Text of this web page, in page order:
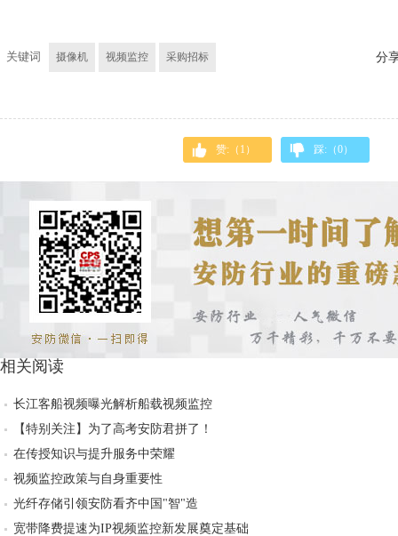
关键词 摄像机 视频监控 采购招标 分
赞:（ 1 ） 踩:（0）
相关阅读
长江客船视频曝光解析船载视频监控
【特别关注】为了高考安防君拼了！
在传授知识与提升服务中荣耀
视频监控政策与自身重要性
光纤存储引领安防看齐中国"智"造
宽带降费提速为IP视频监控新发展奠定基础